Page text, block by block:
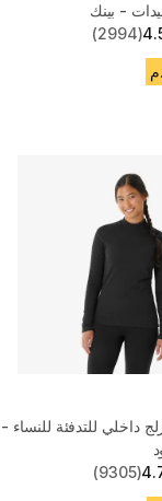
(2994)
داخلي للتدفئة للنساء -
(9305)